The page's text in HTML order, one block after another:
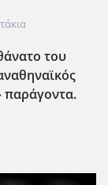
του
παράγοντα.